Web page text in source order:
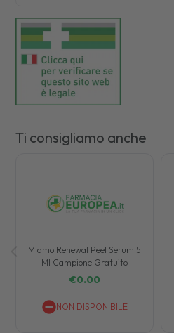
Ti consigliamo anche
Miamo Renewal Peel Serum 5
Ml Campione Gratuito
€0.00
NON DISPONIBILE